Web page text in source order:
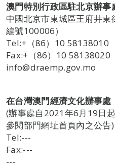
澳門特別行政區駐北京辦事
中國北京市東城區王府井
編號100006）
Tel:+（86）10 58138010
Fax:+（86）10 58138020
info@draemp.gov.mo
在台灣澳門經濟文化辦事處
(辦事處自2021年6月19日
參閱部門網址首頁內之公告)
Tel:---
Fax:---
---